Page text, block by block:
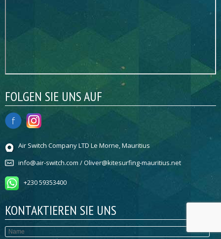
FOLGEN SIE UNS AUF
Air Switch Company LTD Le Morne, Mauritius
info@air-switch.com / Oliver@kitesurfing-mauritius.net
+230 59353400
KONTAKTIEREN SIE UNS